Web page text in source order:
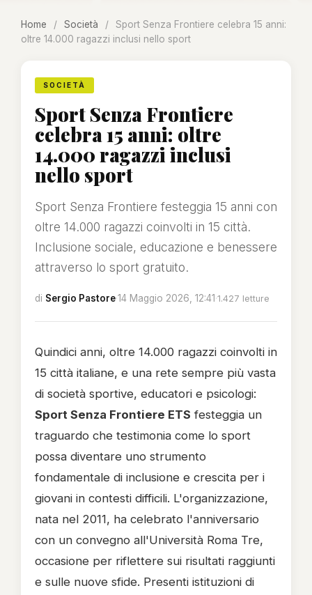
Home / Società /
Sport Senza Frontiere celebra 15 anni:
oltre 14.000 ragazzi inclusi nello sport
SOCIETÀ
Sport Senza Frontiere
celebra 15 anni: oltre
14.000 ragazzi inclusi
nello sport
Sport Senza Frontiere festeggia 15 anni con
oltre 14.000 ragazzi coinvolti in 15 città.
Inclusione sociale, educazione e benessere
attraverso lo sport gratuito.
di Sergio Pastore·14 Maggio 2026, 12:41·1.427 letture
Quindici anni, oltre 14.000 ragazzi coinvolti in
15 città italiane, e una rete sempre più vasta
di società sportive, educatori e psicologi:
Sport Senza Frontiere ETS festeggia un
traguardo che testimonia come lo sport
possa diventare uno strumento
fondamentale di inclusione e crescita per i
giovani in contesti difficili. L'organizzazione,
nata nel 2011, ha celebrato l'anniversario
con un convegno all'Università Roma Tre,
occasione per riflettere sui risultati raggiunti
e sulle nuove sfide. Presenti istituzioni di